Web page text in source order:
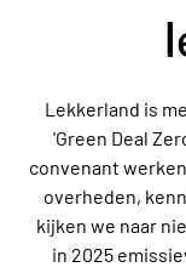
Lekkerland is
'Green Deal
convenant
overheden,
kijken we naar
in 2025